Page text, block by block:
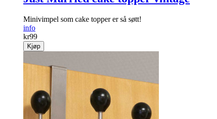
Minivimpel som cake topper er så søtt!
info
kr99
Kjøp